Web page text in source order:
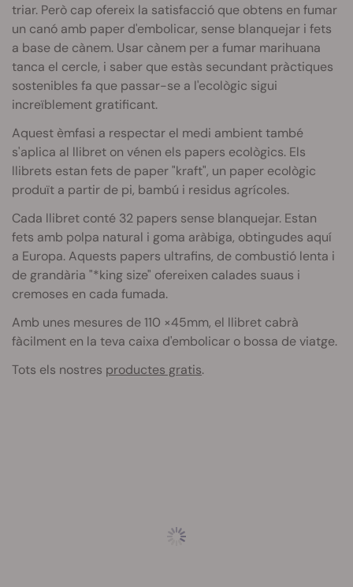
triar. Però cap ofereix la satisfacció que obtens en fumar
un canó amb paper d'embolicar, sense blanquejar i fets
a base de cànem. Usar cànem per a fumar marihuana
tanca el cercle, i saber que estàs secundant pràctiques
sostenibles fa que passar-se a l'ecològic sigui
increïblement gratificant.
Aquest èmfasi a respectar el medi ambient també
s'aplica al llibret on vénen els papers ecològics. Els
llibrets estan fets de paper "kraft", un paper ecològic
produït a partir de pi, bambú i residus agrícoles.
Cada llibret conté 32 papers sense blanquejar. Estan
fets amb polpa natural i goma aràbiga, obtingudes aquí
a Europa. Aquests papers ultrafins, de combustió lenta i
de grandària "*king size" ofereixen calades suaus i
cremoses en cada fumada.
Amb unes mesures de 110 ×45mm, el llibret cabrà
fàcilment en la teva caixa d'embolicar o bossa de viatge.
Tots els nostres productes gratis.